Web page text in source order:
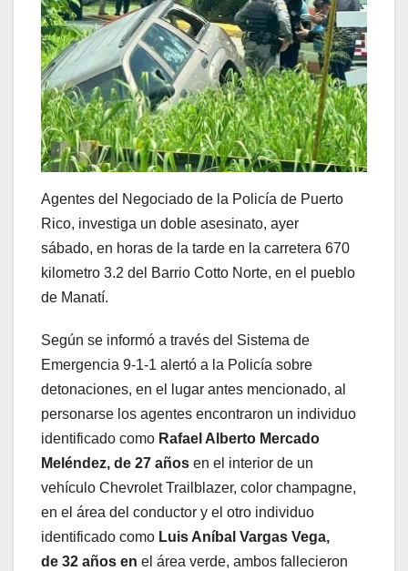
Agentes del Negociado de la Policía de Puerto
Rico, investiga un doble asesinato, ayer
sábado, en horas de la tarde en la carretera 670
kilometro 3.2 del Barrio Cotto Norte, en el pueblo
de Manatí.
Según se informó a través del Sistema de
Emergencia 9-1-1 alertó a la Policía sobre
detonaciones, en el lugar antes mencionado, al
personarse los agentes encontraron un individuo
identificado como Rafael Alberto Mercado
Meléndez, de 27 años en el interior de un
vehículo Chevrolet Trailblazer, color champagne,
en el área del conductor y el otro individuo
identificado como Luis Aníbal Vargas Vega,
de 32 años en el área verde, ambos fallecieron